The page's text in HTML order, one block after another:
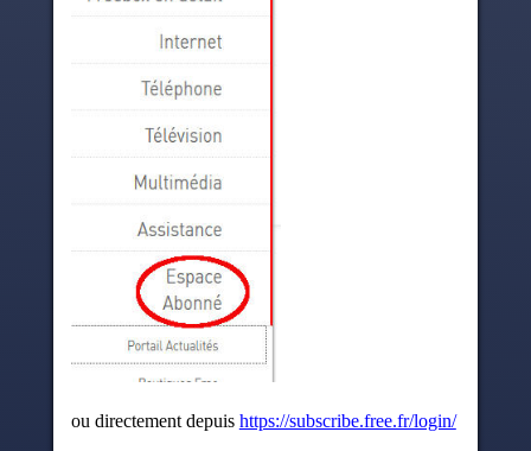
ou directement depuis https://subscribe.free.fr/login/